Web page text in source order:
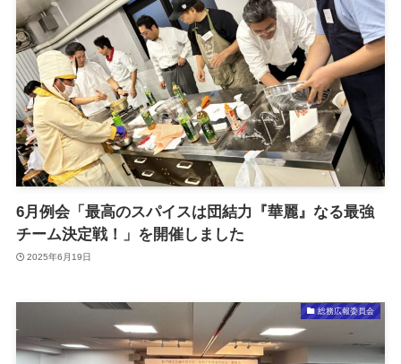
6月例会「最高のスパイスは団結力『華麗』なる最強
チーム決定戦！」を開催しました
2025年6月19日
総務広報委員会